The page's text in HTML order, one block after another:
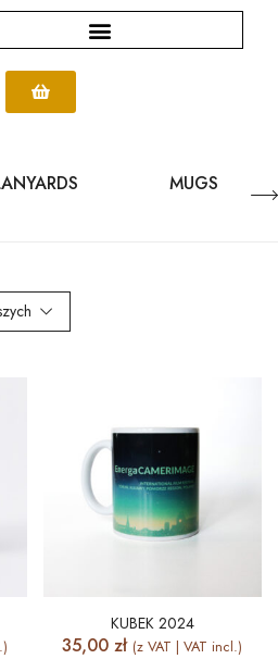
MUGS
KUBEK 2024
35,00zł (z VAT | VAT incl.)